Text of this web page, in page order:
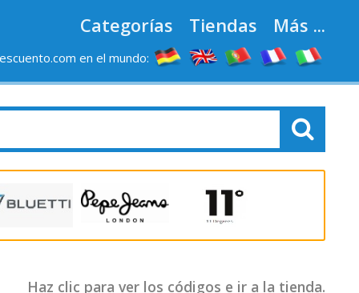
Categorías Tiendas Más ...
en el mundo:
Haz clic para ver los códigos e ir a la tienda.